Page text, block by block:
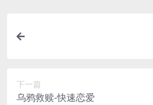
下一篇
乌鸦救赎-快速恋爱